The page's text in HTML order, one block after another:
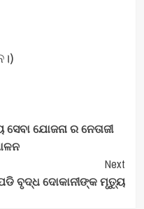
ଯୋଜନା ର ନେତାଜୀ
Next
ବୃଦ୍ଧ ଦୋକାନୀଙ୍କ ମୃତ୍ୟୁ